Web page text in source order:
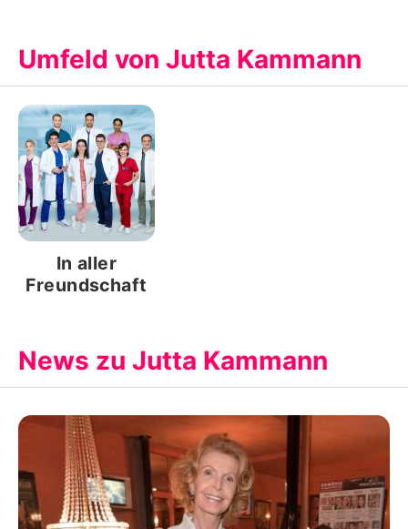
Umfeld von Jutta Kammann
In aller
Freundschaft
News zu Jutta Kammann